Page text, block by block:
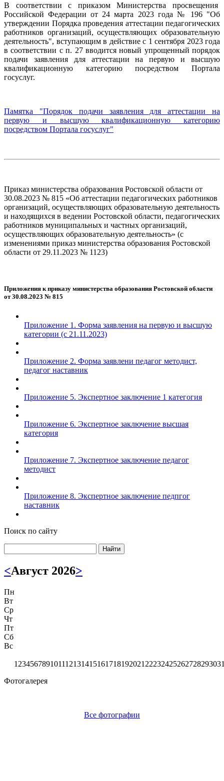
В соответствии с приказом Министерства просвещения
Российской Федерации от 24 марта 2023 года № 196 "Об
утверждении Порядка проведения аттестации педагогических
работников организаций, осуществляющих образовательную
деятельность", вступающим в действие с 1 сентября 2023 года
в соответствии с п. 27 вводится новый упрощенный порядок
подачи заявления для аттестации на первую и высшую
квалификационную категорию посредством Портала
госуслуг.
Памятка "Порядок подачи заявления для аттестации на
первую и высшую квалификационную категорию
посредством Портала госуслуг"
Приказ министерства образования Ростовской области от
30.08.2023 № 815 «Об аттестации педагогических работников
организаций, осуществляющих образовательную деятельность
и находящихся в ведении Ростовской области, педагогических
работников муниципальных и частных организаций,
осуществляющих образовательную деятельность» (с
изменениями приказ министерства образования Ростовской
области от 29.11.2023 № 1123)
Приложения к приказу министерства образования Ростовской области
от 30.08.2023 № 815
Приложение 1. Форма заявления на первую и высшую
категории (с 21.11.2023)
Приложение 2. Форма заявлени педагог методист,
педагог наставник
Приложение 5. Экспертное заключение 1 категогия
Приложение 6. Экспертное заключение высшая
категория
Приложение 7. Экспертное заключение педагог
методист
Приложение 8. Экспертное заключение педпгог
наставник
Поиск по сайту
Найти
<Август 2026>
Пн
Вт
Ср
Чт
Пт
Сб
Вс
1 23456789101112131415161718192021 222324252627282930
Фотогалерея
Все фотографии